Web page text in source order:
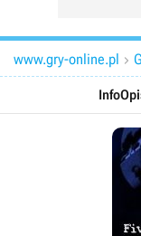
www.gry-online.pl 
Info